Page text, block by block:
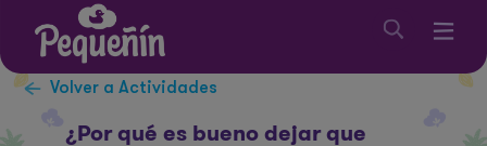
Volver a Actividades
¿Por qué es bueno dejar que